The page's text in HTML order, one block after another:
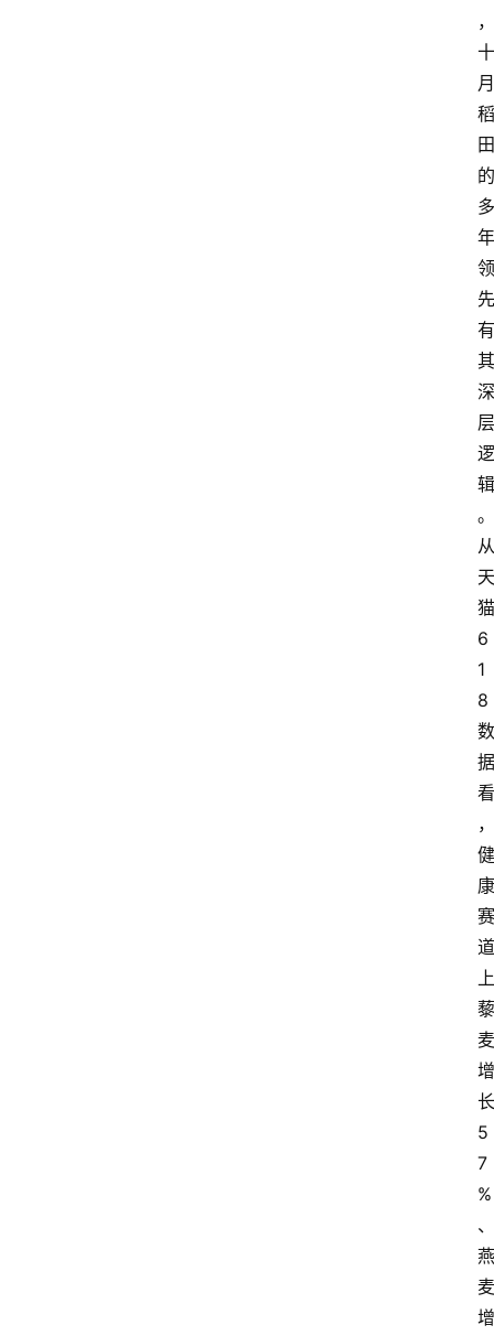
，
十
月
稻
田
的
多
年
领
先
有
其
深
层
逻
辑
。
从
天
猫
6
1
8
数
据
看
，
健
康
赛
道
上
藜
麦
增
长
5
7
%
、
燕
麦
增